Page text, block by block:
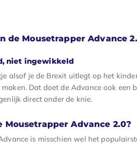
de Mousetrapper Advance
niet ingewikkeld
alsof je de Brexit uitlegt op het
Dat doet de Advance ook een
direct onder de knie.
Mousetrapper Advance 2.0?
is misschien wel het